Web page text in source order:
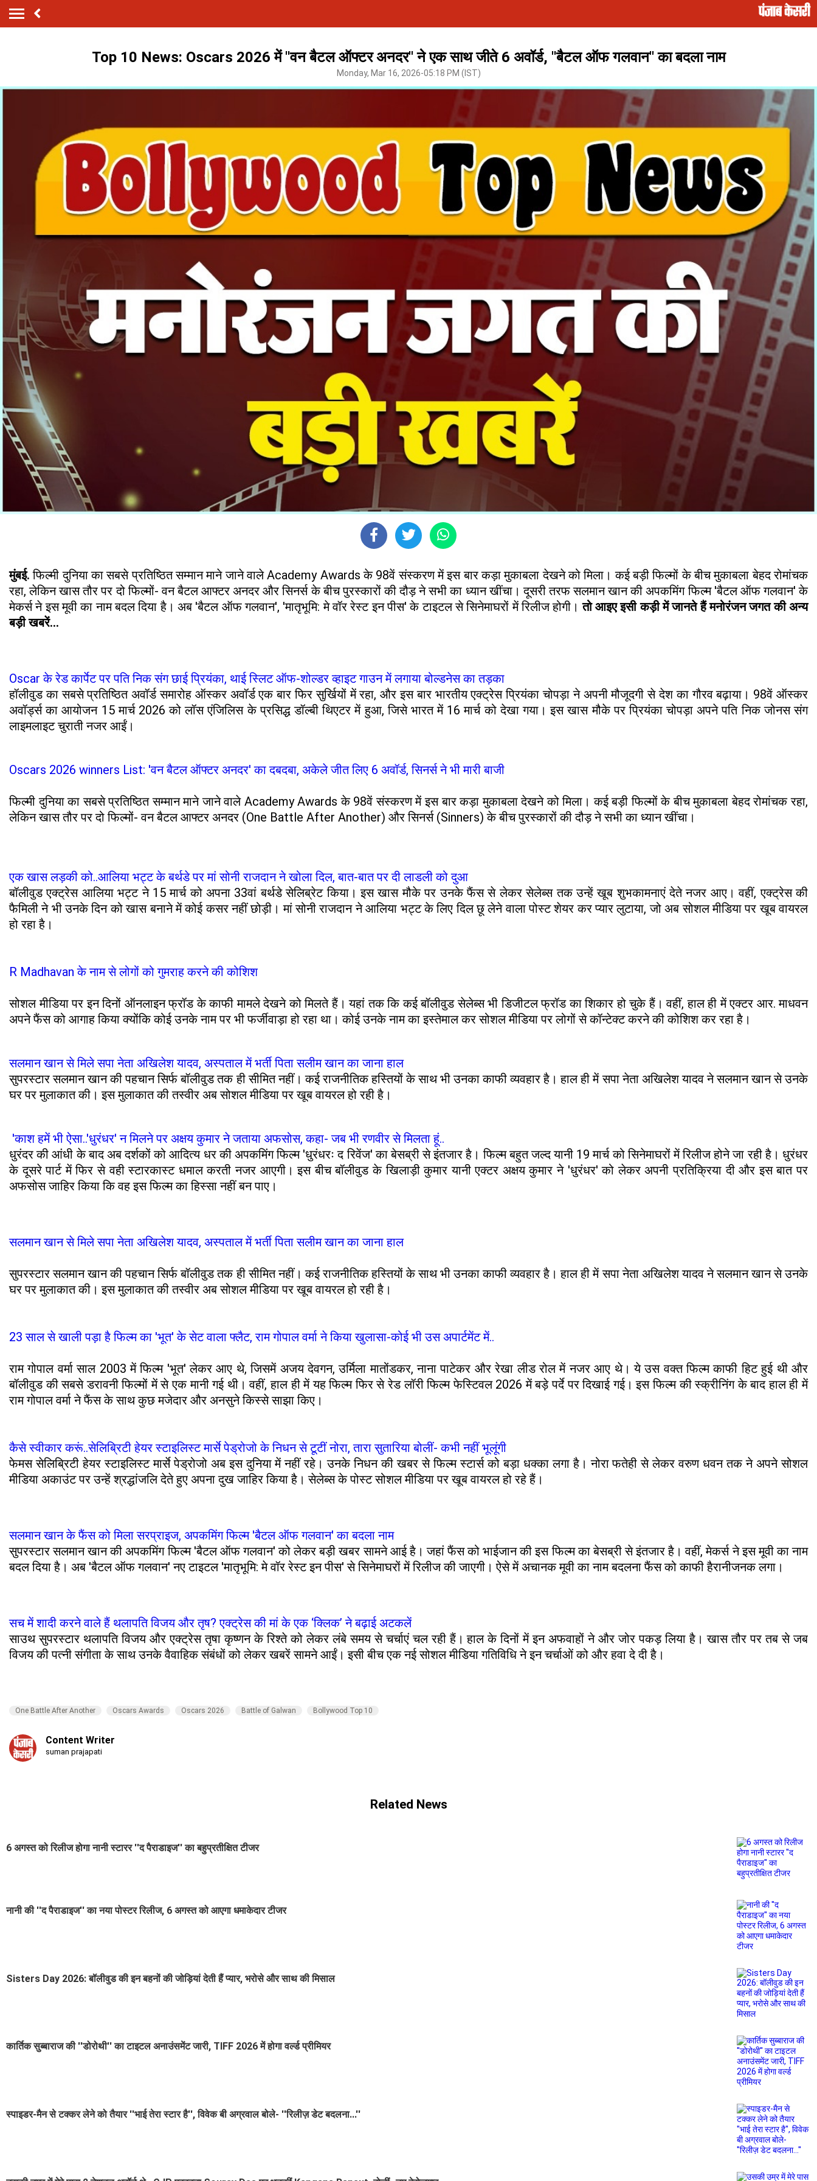
Top 10 News: Oscars 2026 में ''वन बैटल ऑफ्टर अनदर'' ने एक साथ जीते 6 अवॉर्ड, ''बैटल ऑफ गलवान'' का बदला नाम
Monday, Mar 16, 2026-05:18 PM (IST)
मुंबई.फिल्मी दुनिया का सबसे प्रतिष्ठित सम्मान माने जाने वाले Academy Awards के 98वें संस्करण में इस बार कड़ा मुकाबला देखने को मिला। कई बड़ी फिल्मों के बीच मुकाबला बेहद रोमांचक
रहा, लेकिन खास तौर पर दो फिल्मों- वन बैटल आफ्टर अनदर और सिनर्स के बीच पुरस्कारों की दौड़ ने सभी का ध्यान खींचा। दूसरी तरफ सलमान खान की अपकमिंग फिल्म 'बैटल ऑफ गलवान' के
मेकर्स ने इस मूवी का नाम बदल दिया है। अब 'बैटल ऑफ गलवान', 'मातृभूमि: मे वॉर रेस्ट इन पीस' के टाइटल से सिनेमाघरों में रिलीज होगी।तो आइए इसी कड़ी में जानते हैं मनोरंजन जगत की अन्य
बड़ी खबरें...
Oscar के रेड कार्पेट पर पति निक संग छाई प्रियंका, थाई स्लिट ऑफ-शोल्डर व्हाइट गाउन में लगाया बोल्डनेस का तड़का
हॉलीवुड का सबसे प्रतिष्ठित अवॉर्ड समारोह ऑस्कर अवॉर्ड एक बार फिर सुर्खियों में रहा, और इस बार भारतीय एक्ट्रेस प्रियंका चोपड़ा ने अपनी मौजूदगी से देश का गौरव बढ़ाया। 98वें ऑस्कर
अवॉर्ड्स का आयोजन 15 मार्च 2026 को लॉस एंजिलिस के प्रसिद्ध डॉल्बी थिएटर में हुआ, जिसे भारत में 16 मार्च को देखा गया। इस खास मौके पर प्रियंका चोपड़ा अपने पति निक जोनस संग
लाइमलाइट चुराती नजर आईं।
Oscars 2026 winners List: 'वन बैटल ऑफ्टर अनदर' का दबदबा, अकेले जीत लिए 6 अवॉर्ड, सिनर्स ने भी मारी बाजी
फिल्मी दुनिया का सबसे प्रतिष्ठित सम्मान माने जाने वाले Academy Awards के 98वें संस्करण में इस बार कड़ा मुकाबला देखने को मिला। कई बड़ी फिल्मों के बीच मुकाबला बेहद रोमांचक रहा,
लेकिन खास तौर पर दो फिल्मों- वन बैटल आफ्टर अनदर (One Battle After Another) और सिनर्स (Sinners) के बीच पुरस्कारों की दौड़ ने सभी का ध्यान खींचा।
एक खास लड़की को..आलिया भट्ट के बर्थडे पर मां सोनी राजदान ने खोला दिल, बात-बात पर दी लाडली को दुआ
बॉलीवुड एक्ट्रेस आलिया भट्ट ने 15 मार्च को अपना 33वां बर्थडे सेलिब्रेट किया। इस खास मौके पर उनके फैंस से लेकर सेलेब्स तक उन्हें खूब शुभकामनाएं देते नजर आए। वहीं, एक्ट्रेस की
फैमिली ने भी उनके दिन को खास बनाने में कोई कसर नहीं छोड़ी। मां सोनी राजदान ने आलिया भट्ट के लिए दिल छू लेने वाला पोस्ट शेयर कर प्यार लुटाया, जो अब सोशल मीडिया पर खूब वायरल
हो रहा है।
R Madhavan के नाम से लोगों को गुमराह करने की कोशिश
सोशल मीडिया पर इन दिनों ऑनलाइन फ्रॉड के काफी मामले देखने को मिलते हैं। यहां तक कि कई बॉलीवुड सेलेब्स भी डिजीटल फ्रॉड का शिकार हो चुके हैं। वहीं, हाल ही में एक्टर आर. माधवन
अपने फैंस को आगाह किया क्योंकि कोई उनके नाम पर भी फर्जीवाड़ा हो रहा था। कोई उनके नाम का इस्तेमाल कर सोशल मीडिया पर लोगों से कॉन्टेक्ट करने की कोशिश कर रहा है।
सलमान खान से मिले सपा नेता अखिलेश यादव, अस्पताल में भर्ती पिता सलीम खान का जाना हाल
सुपरस्टार सलमान खान की पहचान सिर्फ बॉलीवुड तक ही सीमित नहीं। कई राजनीतिक हस्तियों के साथ भी उनका काफी व्यवहार है। हाल ही में सपा नेता अखिलेश यादव ने सलमान खान से उनके
घर पर मुलाकात की। इस मुलाकात की तस्वीर अब सोशल मीडिया पर खूब वायरल हो रही है।
'काश हमें भी ऐसा..'धुरंधर' न मिलने पर अक्षय कुमार ने जताया अफसोस, कहा- जब भी रणवीर से मिलता हूं..
धुरंदर की आंधी के बाद अब दर्शकों को आदित्य धर की अपकमिंग फिल्म 'धुरंधरः द रिवेंज' का बेसब्री से इंतजार है। फिल्म बहुत जल्द यानी 19 मार्च को सिनेमाघरों में रिलीज होने जा रही है। धुरंधर
के दूसरे पार्ट में फिर से वही स्टारकास्ट धमाल करती नजर आएगी। इस बीच बॉलीवुड के खिलाड़ी कुमार यानी एक्टर अक्षय कुमार ने 'धुरंधर' को लेकर अपनी प्रतिक्रिया दी और इस बात पर
अफसोस जाहिर किया कि वह इस फिल्म का हिस्सा नहीं बन पाए।
सलमान खान से मिले सपा नेता अखिलेश यादव, अस्पताल में भर्ती पिता सलीम खान का जाना हाल
सुपरस्टार सलमान खान की पहचान सिर्फ बॉलीवुड तक ही सीमित नहीं। कई राजनीतिक हस्तियों के साथ भी उनका काफी व्यवहार है। हाल ही में सपा नेता अखिलेश यादव ने सलमान खान से उनके
घर पर मुलाकात की। इस मुलाकात की तस्वीर अब सोशल मीडिया पर खूब वायरल हो रही है।
23 साल से खाली पड़ा है फिल्म का 'भूत' के सेट वाला फ्लैट, राम गोपाल वर्मा ने किया खुलासा-कोई भी उस अपार्टमेंट में..
राम गोपाल वर्मा साल 2003 में फिल्म 'भूत' लेकर आए थे, जिसमें अजय देवगन, उर्मिला मातोंडकर, नाना पाटेकर और रेखा लीड रोल में नजर आए थे। ये उस वक्त फिल्म काफी हिट हुई थी और
बॉलीवुड की सबसे डरावनी फिल्मों में से एक मानी गई थी। वहीं, हाल ही में यह फिल्म फिर से रेड लॉरी फिल्म फेस्टिवल 2026 में बड़े पर्दे पर दिखाई गई। इस फिल्म की स्क्रीनिंग के बाद हाल ही में
राम गोपाल वर्मा ने फैंस के साथ कुछ मजेदार और अनसुने किस्से साझा किए।
कैसे स्वीकार करूं..सेलिब्रिटी हेयर स्टाइलिस्ट मार्से पेड्रोजो के निधन से टूटीं नोरा, तारा सुतारिया बोलीं- कभी नहीं भूलूंगी
फेमस सेलिब्रिटी हेयर स्टाइलिस्ट मार्से पेड्रोजो अब इस दुनिया में नहीं रहे। उनके निधन की खबर से फिल्म स्टार्स को बड़ा धक्का लगा है। नोरा फतेही से लेकर वरुण धवन तक ने अपने सोशल
मीडिया अकाउंट पर उन्हें श्रद्धांजलि देते हुए अपना दुख जाहिर किया है। सेलेब्स के पोस्ट सोशल मीडिया पर खूब वायरल हो रहे हैं।
सलमान खान के फैंस को मिला सरप्राइज, अपकमिंग फिल्म 'बैटल ऑफ गलवान' का बदला नाम
सुपरस्टार सलमान खान की अपकमिंग फिल्म 'बैटल ऑफ गलवान' को लेकर बड़ी खबर सामने आई है। जहां फैंस को भाईजान की इस फिल्म का बेसब्री से इंतजार है। वहीं, मेकर्स ने इस मूवी का नाम
बदल दिया है। अब 'बैटल ऑफ गलवान' नए टाइटल 'मातृभूमि: मे वॉर रेस्ट इन पीस' से सिनेमाघरों में रिलीज की जाएगी। ऐसे में अचानक मूवी का नाम बदलना फैंस को काफी हैरानीजनक लगा।
सच में शादी करने वाले हैं थलापति विजय और तृष? एक्ट्रेस की मां के एक ‘क्लिक’ ने बढ़ाई अटकलें
साउथ सुपरस्टार थलापति विजय और एक्ट्रेस तृषा कृष्णन के रिश्ते को लेकर लंबे समय से चर्चाएं चल रही हैं। हाल के दिनों में इन अफवाहों ने और जोर पकड़ लिया है। खास तौर पर तब से जब
विजय की पत्नी संगीता के साथ उनके वैवाहिक संबंधों को लेकर खबरें सामने आईं। इसी बीच एक नई सोशल मीडिया गतिविधि ने इन चर्चाओं को और हवा दे दी है।
One Battle After Another Oscars Awards Oscars 2026 Battle of Galwan Bollywood Top 10
Content Writer
suman prajapati
Related News
6 अगस्त को रिलीज होगा नानी स्टारर ''द पैराडाइज'' का बहुप्रतीक्षित टीजर
नानी की ''द पैराडाइज'' का नया पोस्टर रिलीज, 6 अगस्त को आएगा धमाकेदार टीजर
Sisters Day 2026: बॉलीवुड की इन बहनों की जोड़ियां देती हैं प्यार, भरोसे और साथ की मिसाल
कार्तिक सुब्बाराज की ''डोरोथी'' का टाइटल अनाउंसमेंट जारी, TIFF 2026 में होगा वर्ल्ड प्रीमियर
स्पाइडर-मैन से टक्कर लेने को तैयार ''भाई तेरा स्टार है'', विवेक बी अग्रवाल बोले- ''रिलीज़ डेट बदलना...''